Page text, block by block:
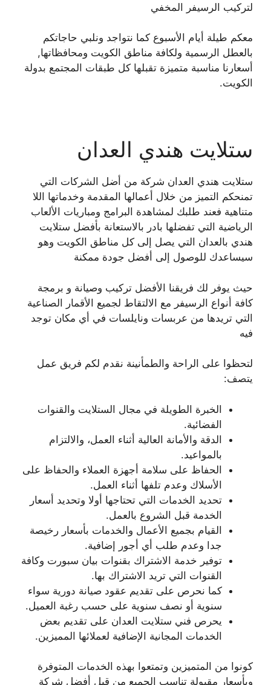
لتركيب الرسيفر المخفي
معكم طيلة أيام الأسبوع كما نتواجد ونلبي حاجاتكم
بالعطل الرسمية ولكافة مناطق الكويت ومحافظاتها,
أسعارنا مناسبة متميزة تقبلها كل طبقات المجتمع بدولة
الكويت.
ستلايت هندي العدان
ستلايت هندي العدان شركة من أضل الشركات التي
تمنحكم التميز من خلال أعمالها المقدمة وخدماتها اللا
متناهية فعند طلبك لمشاهدة البرامج ومباريات الألعاب
الرياضية التي تفضلها بادر بالاستعانة بأفضل ستلايت
هندي بالعدان التي يصل إلى كل مناطق الكويت وهو
سيساعدك للوصول إلى أفضل جودة ممكنة
حيث يوفر لك فريقنا الأفضل تركيب وصيانة و برمجة
كافة أنواع الرسيفر مع الالتقاط لجميع الأقمار الصناعية
التي تريدها من عربسات ونايلسات في أي مكان توجد
فيه
لتحظوا على الراحة والطمأنينة نقدم لكم فريق عمل
يتصف:
الخبرة الطويلة في مجال الستلايت والقنوات
الفضائية.
الدقة والأمانة العالية أثناء العمل، والالتزام
بالمواعيد.
الحفاظ على سلامة أجهزة العملاء والحفاظ على
الأسلاك وعدم تلفها أثناء العمل.
تحديد الخدمات التي تحتاجها أولا وتحديد أسعار
الخدمة قبل الشروع بالعمل.
القيام بجميع الأعمال والخدمات بأسعار رخيصة
جدا وعدم طلب أي أجور إضافية.
توفير خدمة الاشتراك بقنوات بيان سبورت وكافة
القنوات التي تريد الاشتراك بها.
كما نحرص على تقديم عقود صيانة دورية سواء
سنوية أو نصف سنوية على حسب رغبة العميل.
يحرص فني ستلايت العدان على تقديم بعض
الخدمات المجانية الإضافية لعملائها المميزين.
كونوا من المتميزين وتمتعوا بهذه الخدمات المتوفرة
وبأسعار مقبولة تناسب الجميع من قبل أفضل شركة